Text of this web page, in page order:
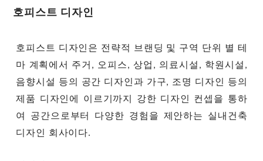
호피스트 디자인
호피스트 디자인은 전략적 브랜딩 및 구역 단위 별 테
마 계획에서 주거, 오피스, 상업, 의료시설, 학원시설,
음향시설 등의 공간 디자인과 가구, 조명 디자인 등의
제품 디자인에 이르기까지 강한 디자인 컨셉을 통하
여 공간으로부터 다양한 경험을 제안하는 실내건축
디자인 회사이다.